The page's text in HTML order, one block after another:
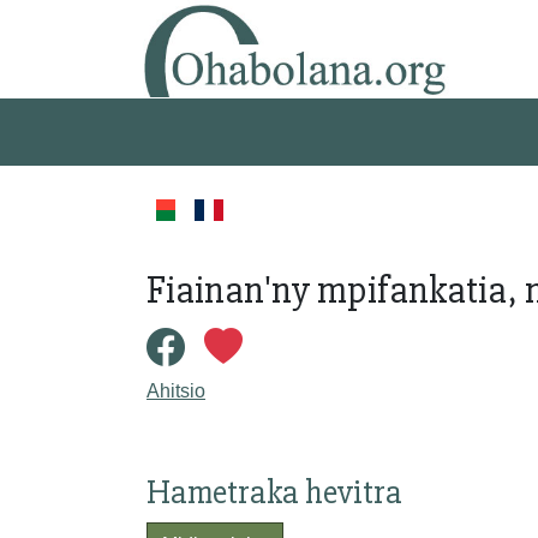
Fiainan'ny mpifankatia,
Ahitsio
Hametraka hevitra